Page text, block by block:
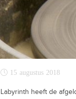
15 augustus 2018
Labyrinth heeft de